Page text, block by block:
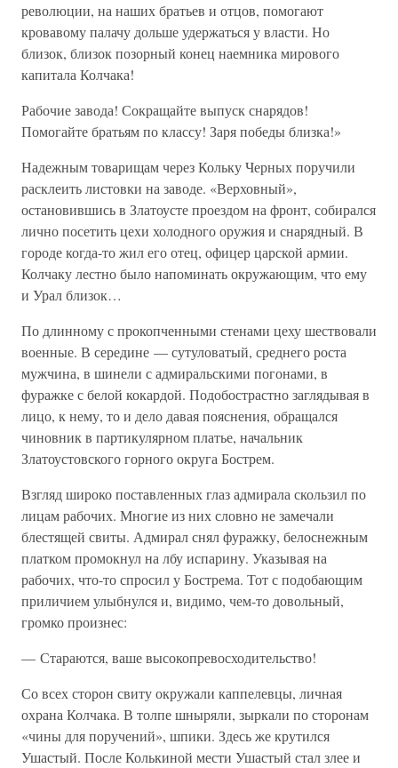
революции, на наших братьев и отцов, помогают
кровавому палачу дольше удержаться у власти. Но
близок, близок позорный конец наемника мирового
капитала Колчака!
Рабочие завода! Сокращайте выпуск снарядов!
Помогайте братьям по классу! Заря победы близка!»
Надежным товарищам через Кольку Черных поручили
расклеить листовки на заводе. «Верховный»,
остановившись в Златоусте проездом на фронт, собирался
лично посетить цехи холодного оружия и снарядный. В
городе когда-то жил его отец, офицер царской армии.
Колчаку лестно было напоминать окружающим, что ему
и Урал близок…
По длинному с прокопченными стенами цеху шествовали
военные. В середине — сутуловатый, среднего роста
мужчина, в шинели с адмиральскими погонами, в
фуражке с белой кокардой. Подобострастно заглядывая в
лицо, к нему, то и дело давая пояснения, обращался
чиновник в партикулярном платье, начальник
Златоустовского горного округа Бострем.
Взгляд широко поставленных глаз адмирала скользил по
лицам рабочих. Многие из них словно не замечали
блестящей свиты. Адмирал снял фуражку, белоснежным
платком промокнул на лбу испарину. Указывая на
рабочих, что-то спросил у Бострема. Тот с подобающим
приличием улыбнулся и, видимо, чем-то довольный,
громко произнес:
— Стараются, ваше высокопревосходительство!
Со всех сторон свиту окружали каппелевцы, личная
охрана Колчака. В толпе шныряли, зыркали по сторонам
«чины для поручений», шпики. Здесь же крутился
Ушастый. После Колькиной мести Ушастый стал злее и